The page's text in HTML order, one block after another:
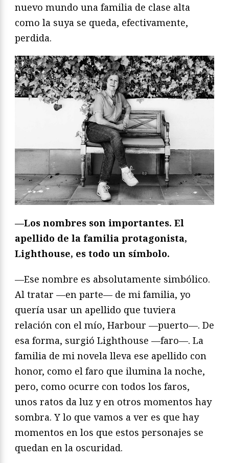
nuevo mundo una familia de clase alta
como la suya se queda, efectivamente,
perdida.
—Los nombres son importantes. El
apellido de la familia protagonista,
Lighthouse, es todo un símbolo.
—Ese nombre es absolutamente simbólico.
Al tratar —en parte— de mi familia, yo
quería usar un apellido que tuviera
relación con el mío, Harbour —puerto—. De
esa forma, surgió Lighthouse —faro—. La
familia de mi novela lleva ese apellido con
honor, como el faro que ilumina la noche,
pero, como ocurre con todos los faros,
unos ratos da luz y en otros momentos hay
sombra. Y lo que vamos a ver es que hay
momentos en los que estos personajes se
quedan en la oscuridad.